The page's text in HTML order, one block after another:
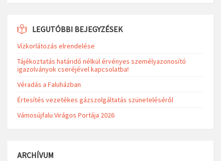
LEGUTÓBBI BEJEGYZÉSEK
Vízkorlátozás elrendelése
Tájékoztatás határidő nélkül érvényes személyazonosító
igazolványok cseréjével kapcsolatba!
Véradás a Faluházban
Értesítés vezetékes gázszolgáltatás szüneteléséről
Vámosújfalu Virágos Portája 2026
ARCHÍVUM